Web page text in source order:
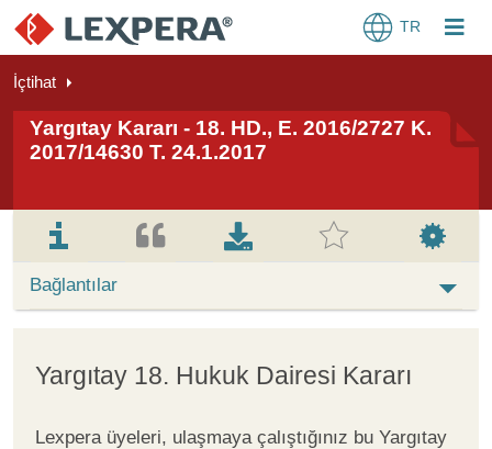
TR
İçtihat
Yargıtay Kararı - 18. HD., E. 2016/2727 K.
2017/14630 T. 24.1.2017
Bağlantılar
Yargıtay 18. Hukuk Dairesi Kararı
Lexpera üyeleri, ulaşmaya çalıştığınız bu Yargıtay